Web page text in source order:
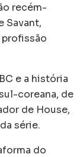
recém-
Savant,
e a história
coreana, de
de House,
série.
do